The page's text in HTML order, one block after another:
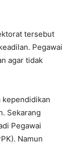
tersebut
Pegawai
agar tidak
kependidikan
Sekarang
Pegawai
Namun